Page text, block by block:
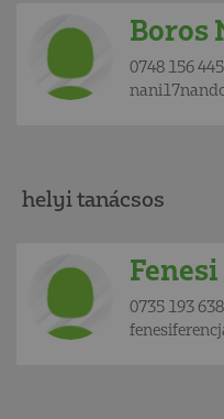
Boros
0748 156 445
helyi tanácsos
Fenesi
0735 193 638